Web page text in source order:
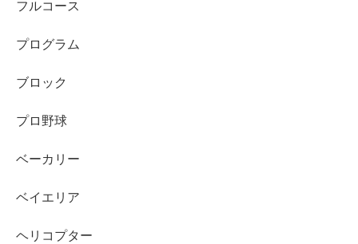
フルコース
プログラム
ブロック
プロ野球
ベーカリー
ベイエリア
ヘリコプター